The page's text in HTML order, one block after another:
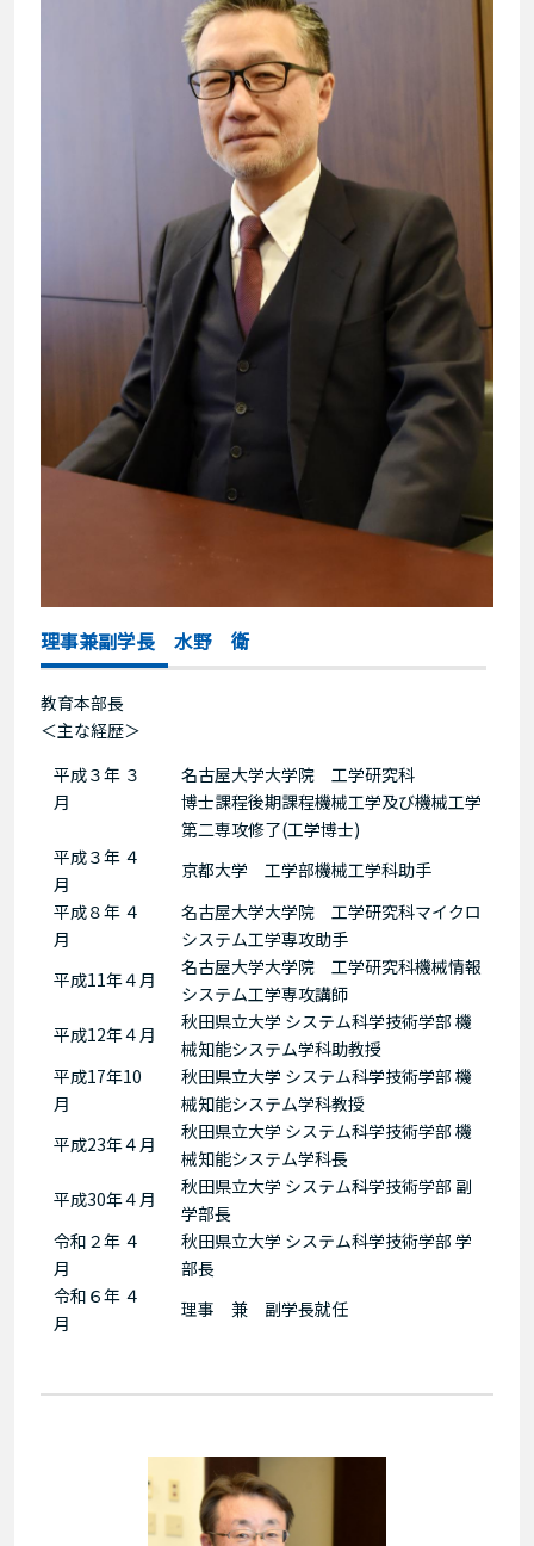
理事兼副学長 水野 衛
教育本部長
＜主な経歴＞
平成３年 ３
月
名古屋大学大学院 工学研究科
博士課程後期課程機械工学及び機械工学
第二専攻修了(工学博士)
平成３年 ４
月
京都大学 工学部機械工学科助手
平成８年 ４
月
名古屋大学大学院 工学研究科マイクロ
システム工学専攻助手
平成11年４月
名古屋大学大学院 工学研究科機械情報
システム工学専攻講師
平成12年４月
秋田県立大学 システム科学技術学部 機
械知能システム学科助教授
平成17年10
月
秋田県立大学 システム科学技術学部 機
械知能システム学科教授
平成23年４月
秋田県立大学 システム科学技術学部 機
械知能システム学科長
平成30年４月
秋田県立大学 システム科学技術学部 副
学部長
令和２年 ４
月
秋田県立大学 システム科学技術学部 学
部長
令和６年 ４
月
理事 兼 副学長就任